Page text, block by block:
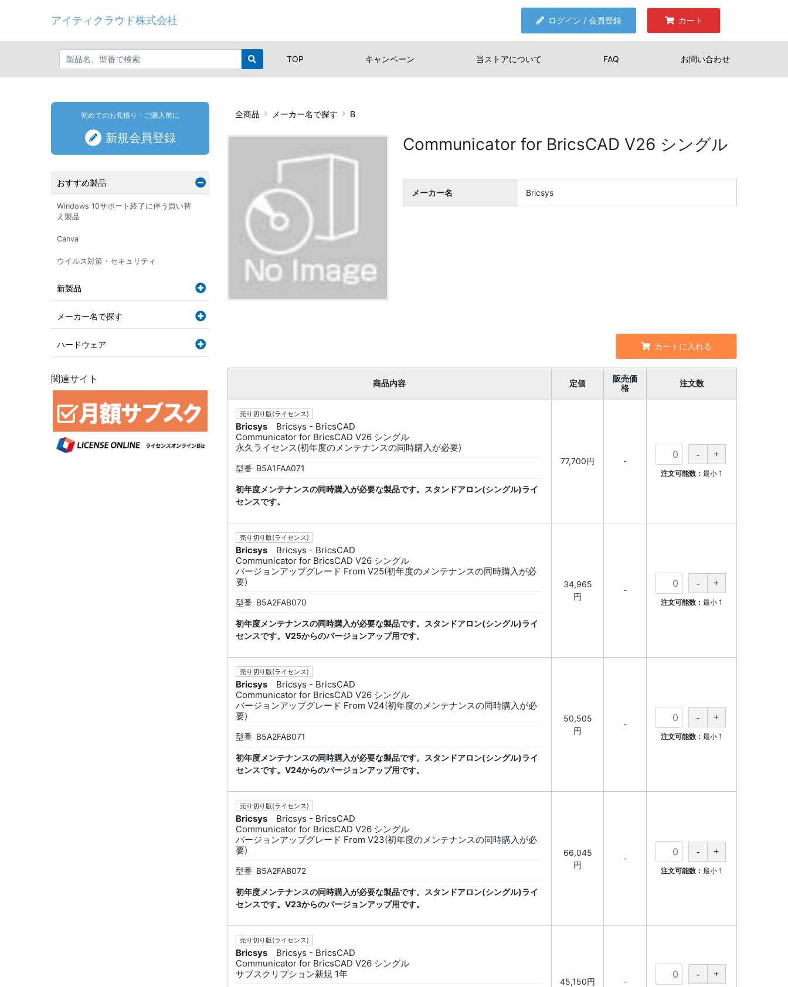
アイティクラウド株式会社 ログイン / 会員登録 カート
TOP キャンペーン 当ストアについて FAQ お問い合わせ
全商品 メーカー名で探す B
Communicator for BricsCAD V26 シングル
メーカー名 Bricsys
カートに入れる
商品内容 定価
販売価
格
注文数
売り切り版(ライセンス)
Bricsys
Bricsys - BricsCAD
Communicator for BricsCAD V26 シングル
永久ライセンス(初年度のメンテナンスの同時購入が必要)
型番 B5A1FAA071
初年度メンテナンスの同時購入が必要な製品です。スタンドアロン(シングル)ライ
センスです。
77,700円 -
注文可能数： 最小 1
売り切り版(ライセンス)
Bricsys
Bricsys - BricsCAD
Communicator for BricsCAD V26 シングル
バージョンアップグレード From V25(初年度のメンテナンスの同時購入が必
要)
型番 B5A2FAB070
初年度メンテナンスの同時購入が必要な製品です。スタンドアロン(シングル)ライ
センスです。V25からのバージョンアップ用です。
34,965
円
-
注文可能数： 最小 1
売り切り版(ライセンス)
Bricsys
Bricsys - BricsCAD
Communicator for BricsCAD V26 シングル
バージョンアップグレード From V24(初年度のメンテナンスの同時購入が必
要)
型番 B5A2FAB071
初年度メンテナンスの同時購入が必要な製品です。スタンドアロン(シングル)ライ
センスです。V24からのバージョンアップ用です。
50,505
円
-
注文可能数： 最小 1
売り切り版(ライセンス)
Bricsys
Bricsys - BricsCAD
Communicator for BricsCAD V26 シングル
バージョンアップグレード From V23(初年度のメンテナンスの同時購入が必
要)
型番 B5A2FAB072
初年度メンテナンスの同時購入が必要な製品です。スタンドアロン(シングル)ライ
センスです。V23からのバージョンアップ用です。
66,045
円
-
注文可能数： 最小 1
売り切り版(ライセンス)
Bricsys
Bricsys - BricsCAD
Communicator for BricsCAD V26 シングル
サブスクリプション新規 1年
45,150円 -
初めてのお見積り・ご購入前に
新規会員登録
おすすめ製品
Windows 10サポート終了に伴う買い替
え製品
Canva
ウイルス対策・セキュリティ
新製品
メーカー名で探す
ハードウェア
関連サイト